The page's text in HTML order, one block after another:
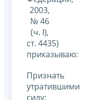
2003,
№ 46
(ч. I),
ст. 4435)
приказываю:
Признать
утратившими
силу: